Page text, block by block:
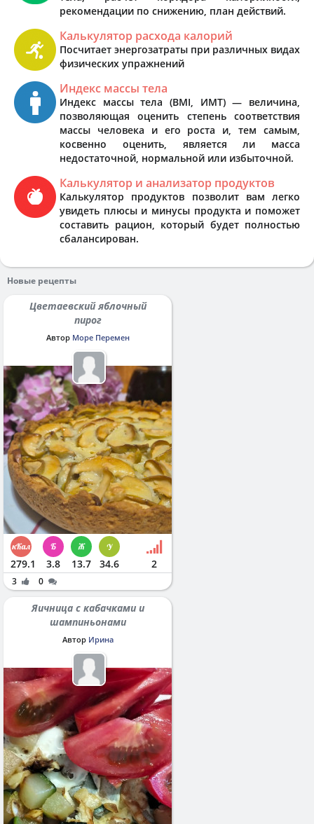
рекомендации по снижению, план действий.
Калькулятор расхода калорий
Посчитает энергозатраты при различных видах
физических упражнений
Индекс массы тела
Индекс массы тела (BMI, ИМТ) — величина,
позволяющая оценить степень соответствия
массы человека и его роста и, тем самым,
косвенно оценить, является ли масса
недостаточной, нормальной или избыточной.
Калькулятор и анализатор продуктов
Калькулятор продуктов позволит вам легко
увидеть плюсы и минусы продукта и поможет
составить рацион, который будет полностью
сбалансирован.
Новые рецепты
Цветаевский яблочный
пирог
Автор Море Перемен
279.1 3.8 13.7 34.6 2
3 0
Яичница с кабачками и
шампиньонами
Автор Ирина